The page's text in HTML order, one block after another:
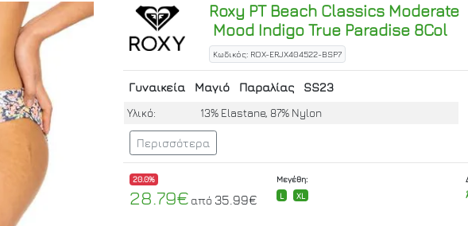
Roxy PT Beach Classics Moderate
Mood Indigo True Paradise 8Col
Κωδικός: ROX-ERJX404522-BSP7
Γυναικεία Μαγιό Παραλίας SS23
Υλικό: 13% Elastane, 87% Nylon
Περισσότερα
20.0%
28.79€ από 35.99€
Μεγέθη:
L
XL